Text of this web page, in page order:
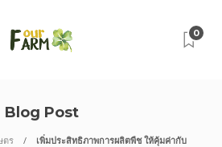
0
Blog Post
ตร
เพิ่มประสิทธิภาพการผลิตพืช ให้คุ้มค่ากับ